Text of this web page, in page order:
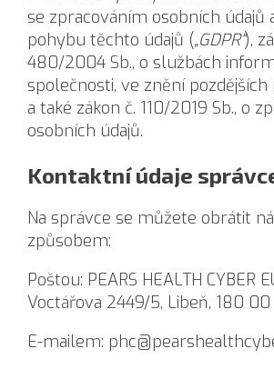
se zpracováním osobních údajů
pohybu těchto údajů („GDPR“),
480/2004 Sb., o službách
společnosti, ve znění pozdějších
a také zákon č. 110/2019 Sb., o
osobních údajů.
Kontaktní údaje
Na správce se můžete obrátit
způsobem:
Poštou: PEARS HEALTH CYBER
Voctářova 2449/5, Libeň, 180
E-mailem: